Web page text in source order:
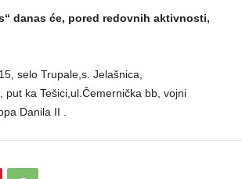
danas će, pored redovnih aktivnosti,
selo Trupale,s. Jelašnica,
put ka Tešici,ul.Čemernička bb, vojni
Danila II .